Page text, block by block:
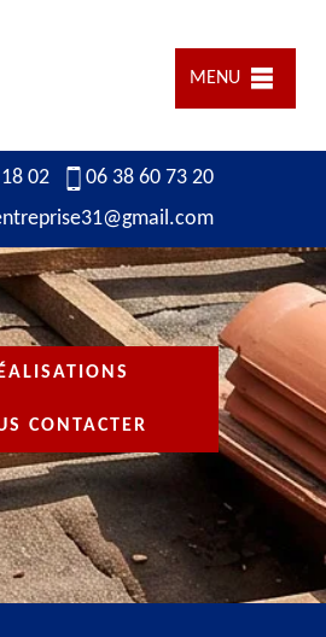
MENU
02
06 38 60 73 20
CONTACTER